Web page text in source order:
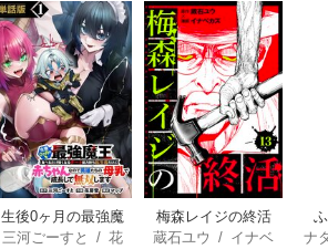
生後0ヶ月の最強魔
王 食べるだけ強
三河ごーすと /花
梅森レイジの終活
蔵石ユウ / イナベ
ナ